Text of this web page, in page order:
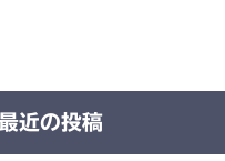
近の投稿